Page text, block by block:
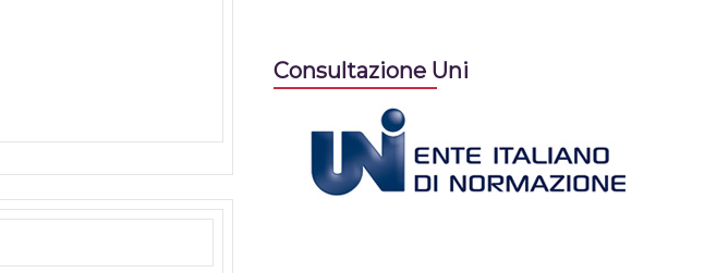
Consultazione Uni